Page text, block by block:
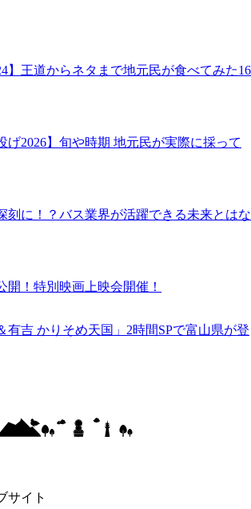
】王道からネタまで地元民が食べてみた16
げ2026】旬や時期 地元民が実際に採って
刻に！？バス業界が活躍できる未来とはな
開！特別映画上映会開催！
有吉 かりそめ天国」2時間SPで富山県が登
サイト